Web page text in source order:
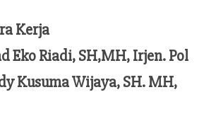
Kerja
Eko Riadi, SH,MH, Irjen. Pol
Kusuma Wijaya, SH. MH,